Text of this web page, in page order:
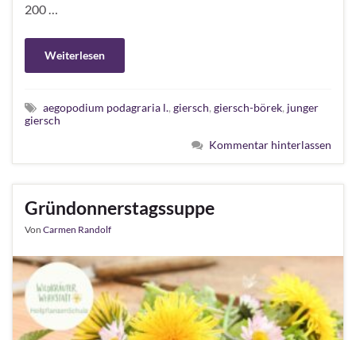
200 …
Weiterlesen
aegopodium podagraria l., giersch, giersch-börek, junger
giersch
Kommentar hinterlassen
Gründonnerstagssuppe
Von Carmen Randolf